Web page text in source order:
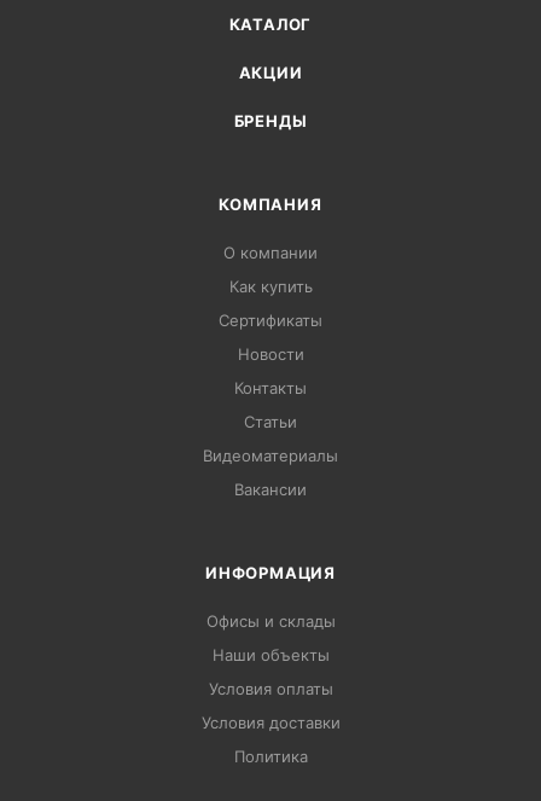
КАТАЛОГ
АКЦИИ
БРЕНДЫ
КОМПАНИЯ
О компании
Как купить
Сертификаты
Новости
Контакты
Статьи
Видеоматериалы
Вакансии
ИНФОРМАЦИЯ
Офисы и склады
Наши объекты
Условия оплаты
Условия доставки
Политика